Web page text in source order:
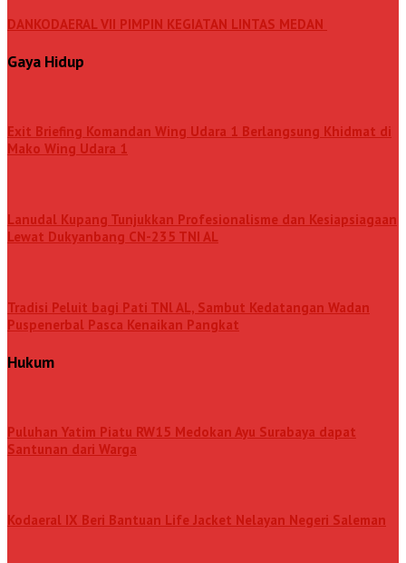
DANKODAERAL VII PIMPIN KEGIATAN LINTAS MEDAN
Gaya Hidup
Exit Briefing Komandan Wing Udara 1 Berlangsung Khidmat di
Mako Wing Udara 1
Lanudal Kupang Tunjukkan Profesionalisme dan Kesiapsiagaan
Lewat Dukyanbang CN-235 TNI AL
Tradisi Peluit bagi Pati TNl AL, Sambut Kedatangan Wadan
Puspenerbal Pasca Kenaikan Pangkat
Hukum
Puluhan Yatim Piatu RW15 Medokan Ayu Surabaya dapat
Santunan dari Warga
Kodaeral IX Beri Bantuan Life Jacket Nelayan Negeri Saleman